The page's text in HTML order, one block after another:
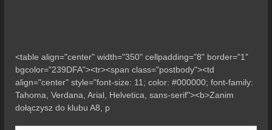
<table align="center" width="350" cellpadding="8" border="1"
bgcolor="239DFA"><tr><span class="postbody"><td
align="center" style="font-size: 11; color: #000000; font-family:
Tahoma, Verdana, Arial, Helvetica, sans-serif"><b>Zanim
dołączysz do klubu A8, p